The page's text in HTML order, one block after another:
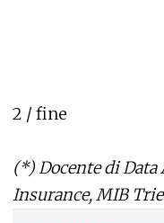
2 / fine
(*) Docente di
Insurance, MIB